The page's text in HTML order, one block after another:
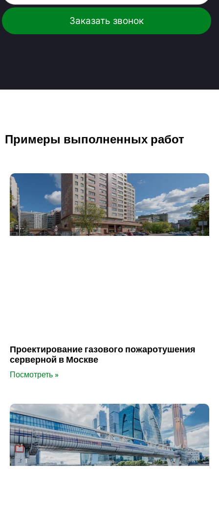
Примеры выполненных работ
Проектирование газового пожаротушения
серверной в Москве
Посмотреть »